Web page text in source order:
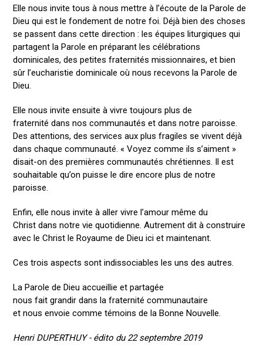
Elle nous invite tous à nous mettre à l’écoute de la Parole de
Dieu qui est le fondement de notre foi. Déjà bien des choses
se passent dans cette direction : les équipes liturgiques qui
partagent la Parole en préparant les célébrations
dominicales, des petites fraternités missionnaires, et bien
sûr l’eucharistie dominicale où nous recevons la Parole de
Dieu.
Elle nous invite ensuite à vivre toujours plus de
fraternité dans nos communautés et dans notre paroisse.
Des attentions, des services aux plus fragiles se vivent déjà
dans chaque communauté. « Voyez comme ils s’aiment »
disait-on des premières communautés chrétiennes. Il est
souhaitable qu’on puisse le dire encore plus de notre
paroisse.
Enfin, elle nous invite à aller vivre l’amour même du
Christ dans notre vie quotidienne. Autrement dit à construire
avec le Christ le Royaume de Dieu ici et maintenant.
Ces trois aspects sont indissociables les uns des autres.
La Parole de Dieu accueillie et partagée
nous fait grandir dans la fraternité communautaire
et nous envoie comme témoins de la Bonne Nouvelle.
Henri DUPERTHUY - édito du 22 septembre 2019